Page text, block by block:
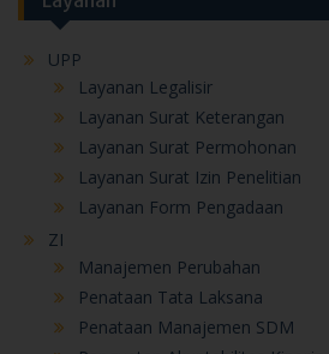
UPP
Layanan Surat Permohonan
Layanan Surat Izin Penelitian
Layanan Form Pengadaan
Manajemen Perubahan
Penataan Manajemen SDM
Penguatan Akuntabilitas Kinerja
Pengendalian Pengawasan